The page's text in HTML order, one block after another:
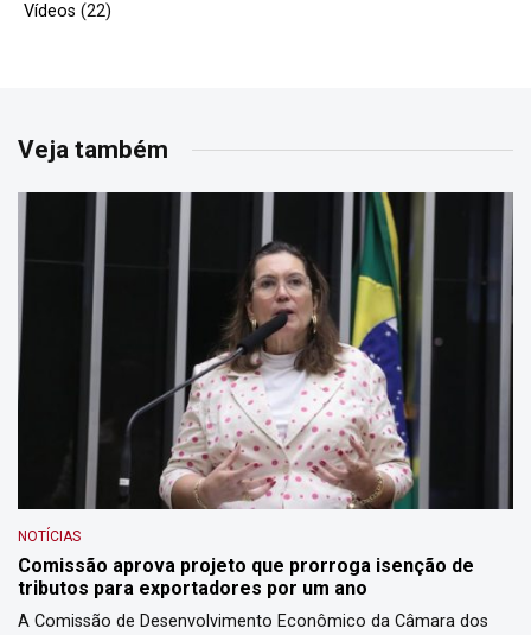
Vídeos (22)
Veja também
NOTÍCIAS
Comissão aprova projeto que prorroga isenção de
tributos para exportadores por um ano
A Comissão de Desenvolvimento Econômico da Câmara dos